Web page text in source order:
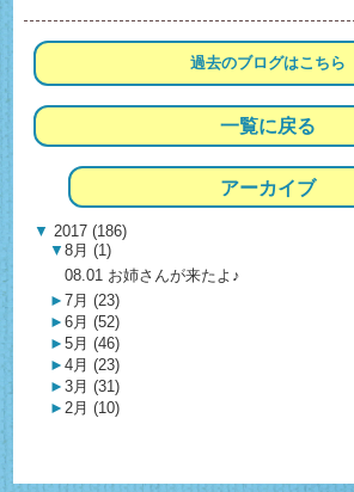
過去のブログはこちら
一覧に戻る
アーカイブ
▼ 2017 (186)
▼ 8月 (1)
08.01 お姉さんが来たよ♪
► 7月 (23)
► 6月 (52)
► 5月 (46)
► 4月 (23)
► 3月 (31)
► 2月 (10)